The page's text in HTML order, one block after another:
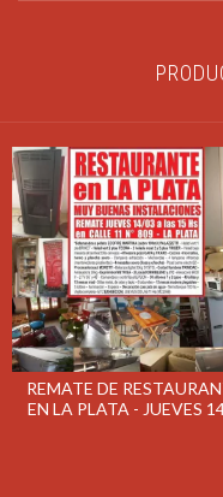
REMATE DE
EN LA PLATA - JUEVES